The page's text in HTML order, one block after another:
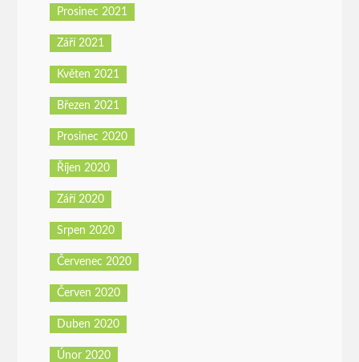
Prosinec 2021
Září 2021
Květen 2021
Březen 2021
Prosinec 2020
Říjen 2020
Září 2020
Srpen 2020
Červenec 2020
Červen 2020
Duben 2020
Únor 2020